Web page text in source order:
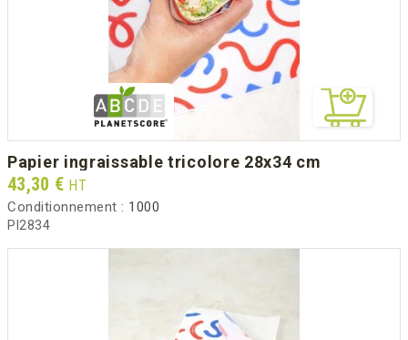
papier ingraissable tricolore 28x34 cm
Prix
43,30 € HT
Conditionnement : 1000
PI2834